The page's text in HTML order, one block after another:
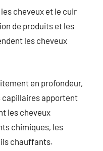
cheveux et le cuir
de produits et les
les cheveux
en profondeur,
capillaires apportent
les cheveux
chimiques, les
chauffants.